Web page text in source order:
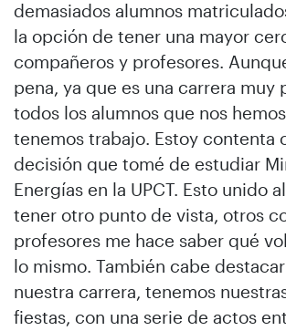
demasiados alumnos
la opción de tener una mayor
compañeros y profesores.
pena, ya que es una carrera muy
todos los alumnos que nos
tenemos trabajo. Estoy contenta
decisión que tomé de estudiar
Energías en la UPCT. Esto unido
tener otro punto de vista, otros
profesores me hace saber qué
lo mismo. También cabe
nuestra carrera, tenemos
fiestas, con una serie de actos